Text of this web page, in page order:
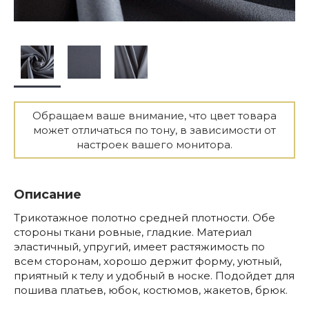
Обращаем ваше внимание, что цвет товара
может отличаться по тону, в зависимости от
настроек вашего монитора.
Описание
Трикотажное полотно средней плотности. Обе
стороны ткани ровные, гладкие. Материал
эластичный, упругий, имеет растяжимость по
всем сторонам, хорошо держит форму, уютный,
приятный к телу и удобный в носке. Подойдет для
пошива платьев, юбок, костюмов, жакетов, брюк.